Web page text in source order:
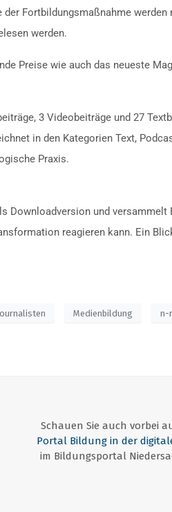
Fortbildungsmaßnahme
werden.
Preise wie auch das neueste
3 Videobeiträge und 27
in den Kategorien Text,
Praxis.
Downloadversion und
reagieren kann. Ein
Medienbildung n-
Schauen Sie auch vorbei
Portal Bildung in der
im Bildungsportal